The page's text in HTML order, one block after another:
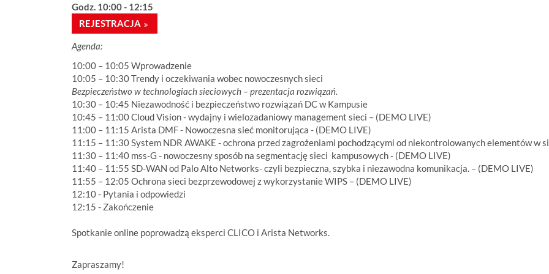
Godz. 10:00 - 12:15
REJESTRACJA
Agenda:
10:00 – 10:05 Wprowadzenie
10:05 – 10:30 Trendy i oczekiwania wobec nowoczesnych sieci
Bezpieczeństwo w technologiach sieciowych – prezentacja rozwiązań.
10:30 – 10:45 Niezawodność i bezpieczeństwo rozwiązań DC w Kampusie
10:45 – 11:00 Cloud Vision - wydajny i wielozadaniowy management sieci – (DEMO LIVE)
11:00 – 11:15 Arista DMF - Nowoczesna sieć monitorująca - (DEMO LIVE)
11:15 – 11:30 System NDR AWAKE - ochrona przed zagrożeniami pochodzącymi od niekontrolowanych elementów w
11:30 – 11:40 mss-G - nowoczesny sposób na segmentację sieci kampusowych - (DEMO LIVE)
11:40 – 11:55 SD-WAN od Palo Alto Networks- czyli bezpieczna, szybka i niezawodna komunikacja. – (DEMO LIVE)
11:55 – 12:05 Ochrona sieci bezprzewodowej z wykorzystanie WIPS – (DEMO LIVE)
12:10 - Pytania i odpowiedzi
12:15 - Zakończenie
Spotkanie online poprowadzą eksperci CLICO i Arista Networks.
Zapraszamy!